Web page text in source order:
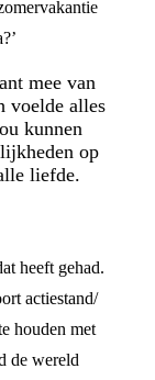
mee van
voelde alles
kunnen
op
liefde.
heeft gehad.
actiestand/
houden met
de wereld